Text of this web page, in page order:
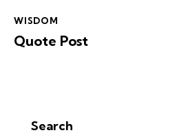
WISDOM
Quote Post
Search